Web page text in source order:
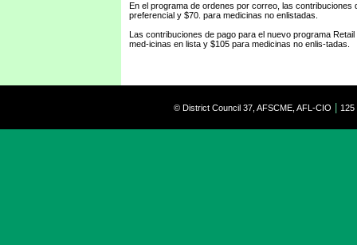
En el programa de ordenes por correo, las
preferencial y $70. para medicinas no enlistadas.
Las contribuciones de pago para el nuevo programa
med-icinas en lista y $105 para medicinas no enlis-tadas.
© District Council 37, AFSCME, AFL-CIO 125